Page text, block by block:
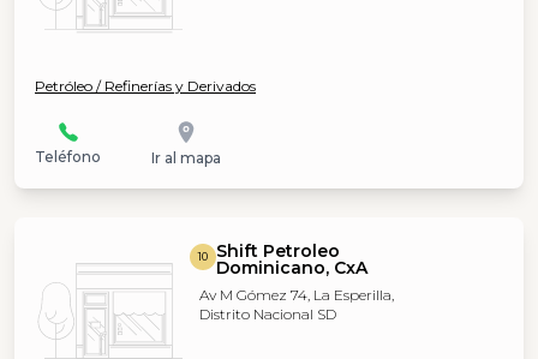
Petróleo / Refinerías y Derivados
Teléfono Ir al mapa
10 Shift Petroleo
Dominicano, CxA
Av M Gómez 74, La Esperilla,
Distrito Nacional SD